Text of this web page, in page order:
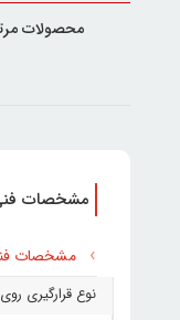
محصولات
مشخصات
مشخصات
نوع قرارگیری